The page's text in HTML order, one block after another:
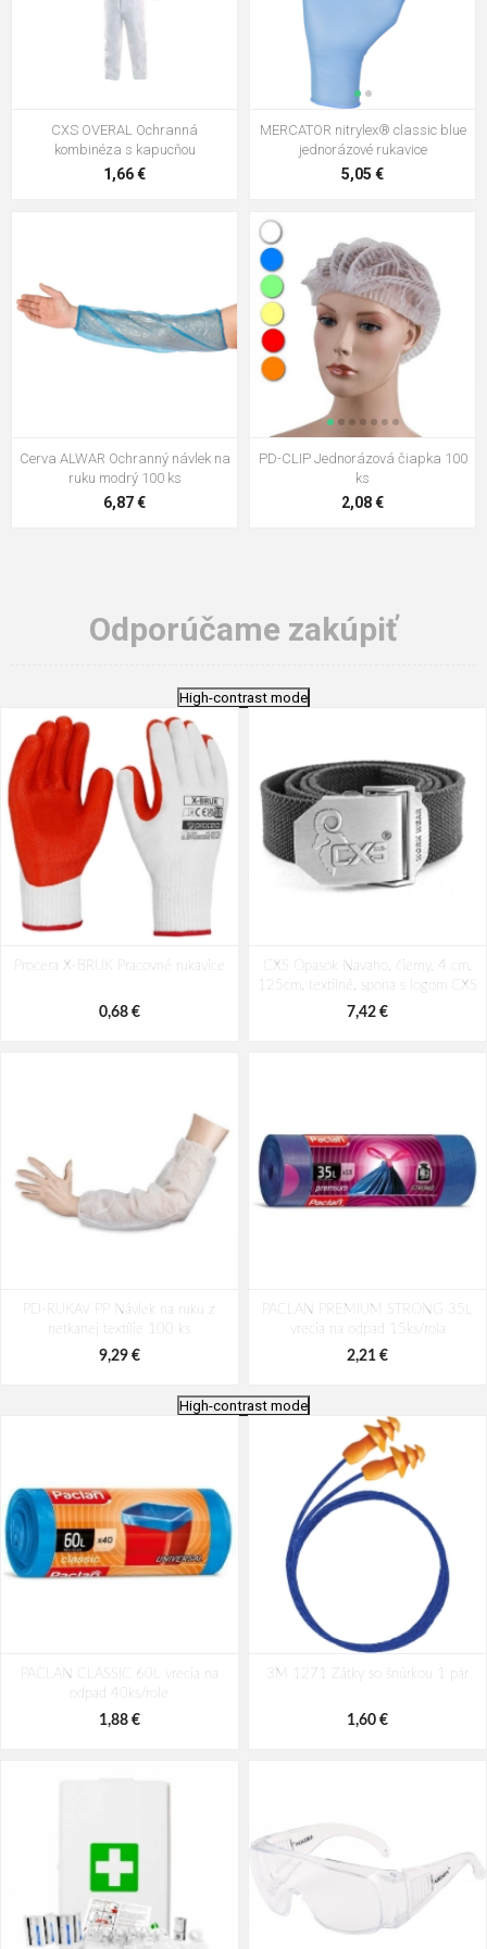
CXS OVERAL Ochranná
kombinéza s kapucňou
1,66 €
MERCATOR nitrylex® classic blue
jednorázové rukavice
5,05 €
Cerva ALWAR Ochranný návlek na
ruku modrý 100 ks
6,87 €
PD-CLIP Jednorázová čiapka 100
ks
2,08 €
Odporúčame zakúpiť
High-contrast mode
Procera X-BRUK Pracovné rukavice
0,68 €
CXS Opasok Navaho, čierny, 4 cm,
125cm, textilné, spona s logom CXS
7,42 €
PD-RUKAV PP Návlek na ruku z
netkanej textílie 100 ks
9,29 €
PACLAN PREMIUM STRONG 35L
vrecia na odpad 15ks/rola
2,21 €
rukavice
69,79 €
Respirátor ARDON®M002 FFP2
High-contrast mode
PACLAN CLASSIC 60L vrecia na
odpad 40ks/role
1,88 €
3M 1271 Zátky so šnúrkou 1 pár
1,60 €